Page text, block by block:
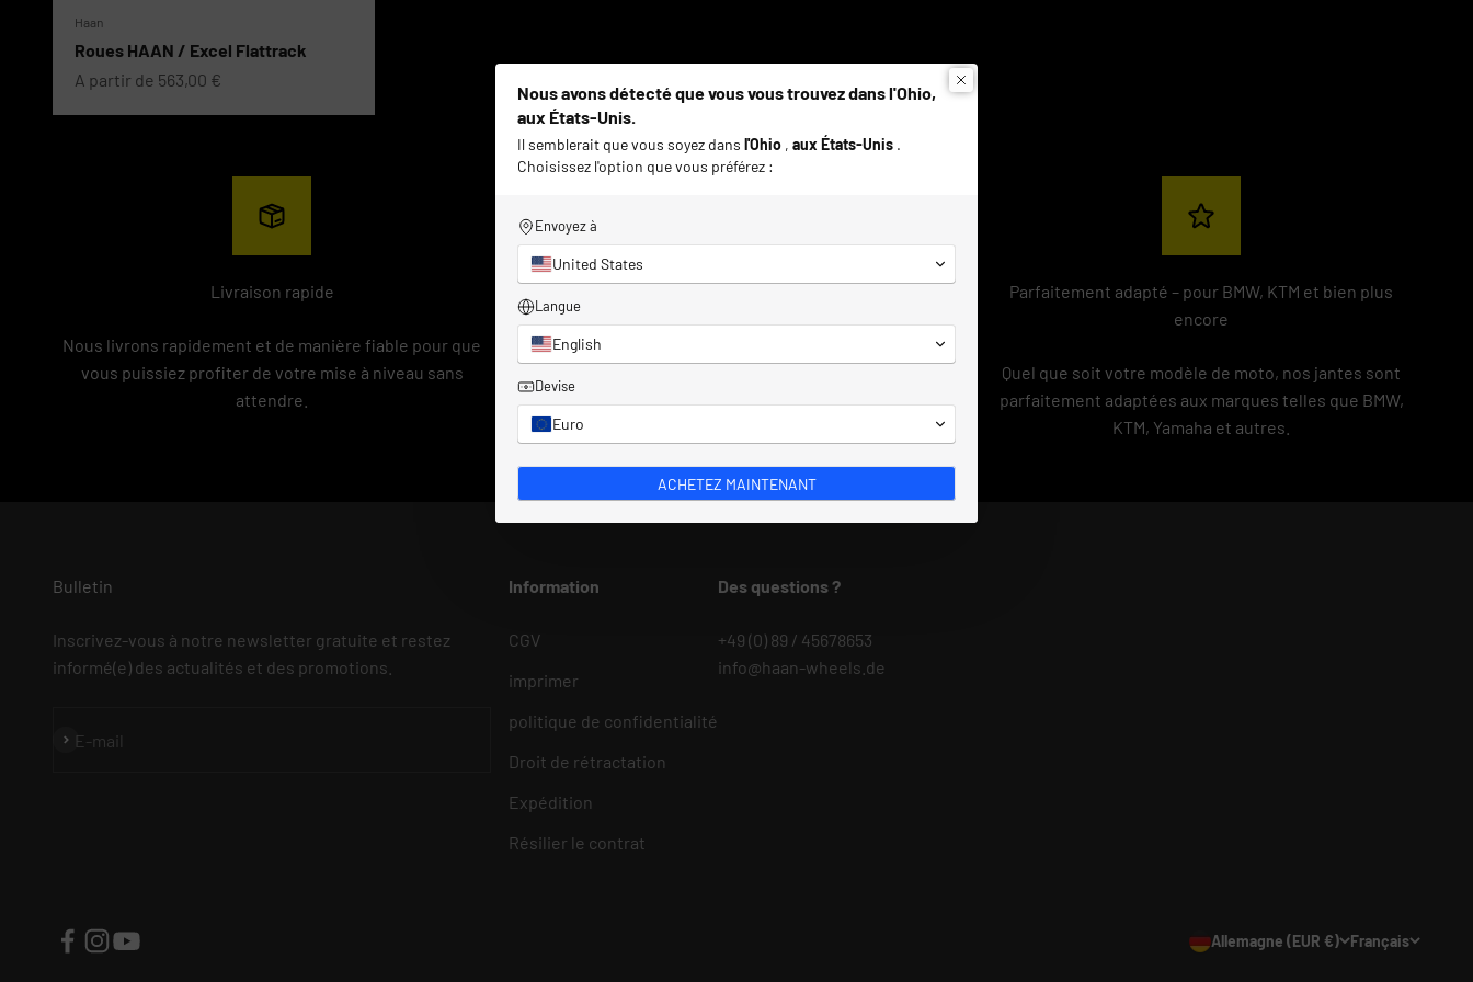
Haan
Roues HAAN / Excel Flattrack
Prix de vente
A partir de 563,00 €
Livraison rapide
Nous livrons rapidement et de manière fiable pour que
vous puissiez profiter de votre mise à niveau sans
attendre.
Service client personnalisé
Notre équipe est là pour vous conseiller et vous soutenir
Parfaitement adapté – pour BMW, KTM et bien plus
encore
Quel que soit votre modèle de moto, nos jantes sont
parfaitement adaptées aux marques telles que BMW,
KTM, Yamaha et autres.
Bulletin
Inscrivez-vous à notre newsletter gratuite et restez
informé(e) des actualités et des promotions.
E-mail
S'inscrire
Information
CGV
imprimer
politique de confidentialité
Droit de rétractation
Expédition
Résilier le contrat
Des questions ?
+49 (0) 89 / 45678653
info@haan-wheels.de
Allemagne (EUR €) Français
Nous avons détecté que vous vous trouvez dans l'Ohio,
aux États-Unis.
Il semblerait que vous soyez dans l'Ohio , aux États-Unis .
Choisissez l'option que vous préférez :
Envoyez à
United States
Langue
English
Devise
Euro
ACHETEZ MAINTENANT